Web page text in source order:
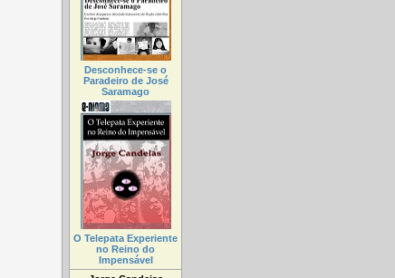
Desconhece-se o
Paradeiro de José
Saramago
O Telepata Experiente
no Reino do
Impensável